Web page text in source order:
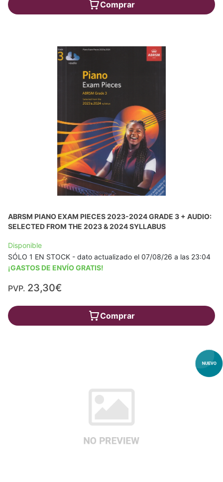
Comprar
ABRSM PIANO EXAM PIECES 2023-2024 GRADE 3 + AUDIO:
SELECTED FROM THE 2023 & 2024 SYLLABUS
Disponible
SÓLO 1 EN STOCK - dato actualizado el 07/08/26 a las 23:04
¡GASTOS DE ENVÍO GRATIS!
PVP. 23,30€
Comprar